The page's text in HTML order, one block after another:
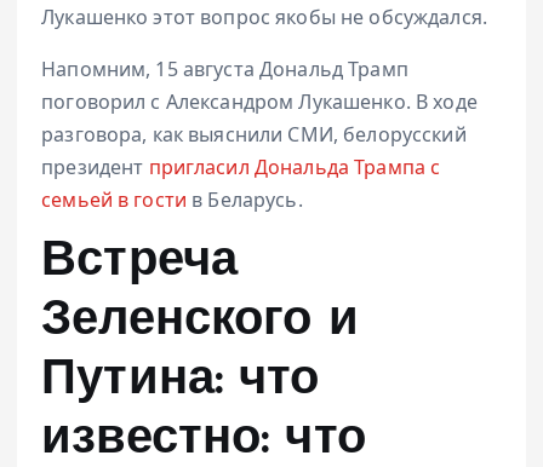
Лукашенко этот вопрос якобы не обсуждался.
Напомним, 15 августа Дональд Трамп
поговорил с Александром Лукашенко. В ходе
разговора, как выяснили СМИ, белорусский
президент пригласил Дональда Трампа с
семьей в гости в Беларусь.
Встреча
Зеленского и
Путина: что
известно: что